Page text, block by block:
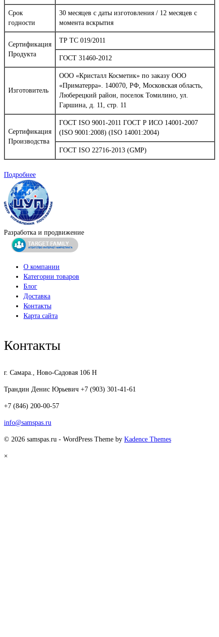
Срок
годности
30 месяцев с даты изготовления / 12 месяцев с
момента вскрытия
Сертификация
Продукта
ТР ТС 019/2011
ГОСТ 31460-2012
Изготовитель
ООО «Кристалл Косметик» по заказу ООО
«Приматерра». 140070, РФ, Московская область,
Люберецкий район, поселок Томилино, ул.
Гаршина, д. 11, стр. 11
Сертификация
Производства
ГОСТ ISO 9001-2011 ГОСТ Р ИСО 14001-2007
(ISO 9001:2008) (ISO 14001:2004)
ГОСТ ISO 22716-2013 (GMP)
Подробнее
Разработка и продвижение
О компании
Категории товаров
Блог
Доставка
Контакты
Карта сайта
Контакты
г. Самара., Ново-Садовая 106 Н
Трандин Денис Юрьевич +7 (903) 301-41-61
+7 (846) 200-00-57
info@samspas.ru
© 2026 samspas.ru - WordPress Theme by Kadence Themes
×